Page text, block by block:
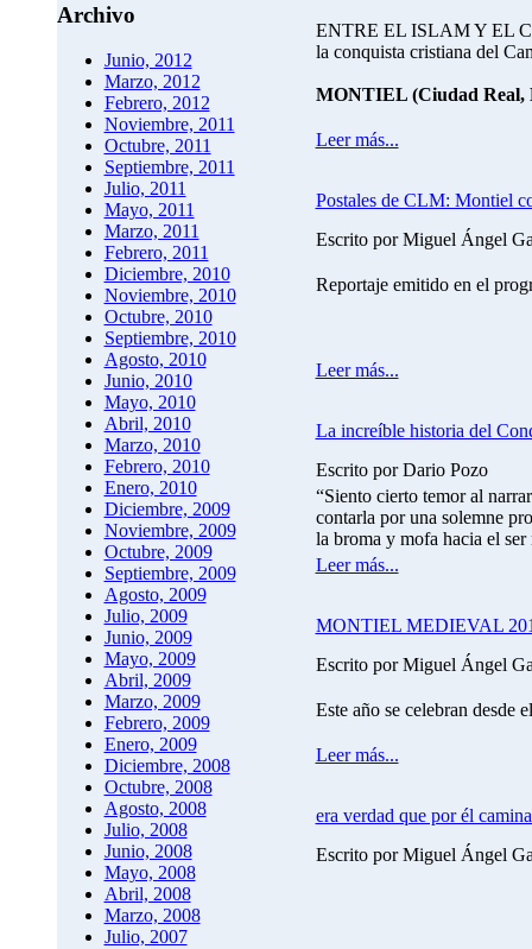
Archivo
Junio, 2012
Marzo, 2012
Febrero, 2012
Noviembre, 2011
Octubre, 2011
Septiembre, 2011
Julio, 2011
Mayo, 2011
Marzo, 2011
Febrero, 2011
Diciembre, 2010
Noviembre, 2010
Octubre, 2010
Septiembre, 2010
Agosto, 2010
Junio, 2010
Mayo, 2010
Abril, 2010
Marzo, 2010
Febrero, 2010
Enero, 2010
Diciembre, 2009
Noviembre, 2009
Octubre, 2009
Septiembre, 2009
Agosto, 2009
Julio, 2009
Junio, 2009
Mayo, 2009
Abril, 2009
Marzo, 2009
Febrero, 2009
Enero, 2009
Diciembre, 2008
Octubre, 2008
Agosto, 2008
Julio, 2008
Junio, 2008
Mayo, 2008
Abril, 2008
Marzo, 2008
Julio, 2007
ENTRE EL ISLAM Y EL
la conquista cristiana del
MONTIEL (Ciudad Real,
Leer más...
Postales de CLM: Montiel
Escrito por Miguel Ángel
Reportaje emitido en el
Leer más...
La increíble historia del
Escrito por Dario Pozo
“Siento cierto temor al
contarla por una solemne
la broma y mofa hacia el
Leer más...
MONTIEL MEDIEVAL
Escrito por Miguel Ángel
Este año se celebran desde
Leer más...
era verdad que por él
Escrito por Miguel Ángel